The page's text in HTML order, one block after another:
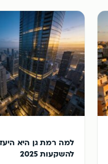
למה רמת גן היא
להשקעות 2025